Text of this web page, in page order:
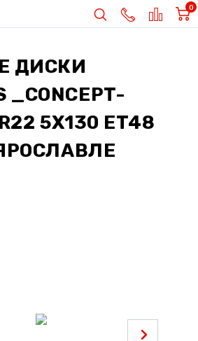
0
ДИСКИ
_CONCEPT-
5X130 ET48